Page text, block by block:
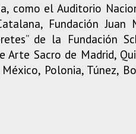
como el Auditorio
Fundación Juan
de la Fundación
Sacro de Madrid,
Polonia, Túnez,